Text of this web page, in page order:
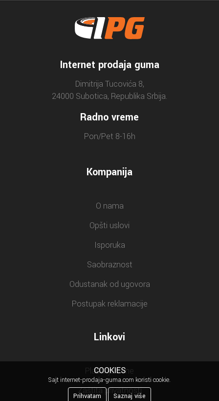
Internet prodaja guma
Dimitrija Tucovića 8,
24000 Subotica, Republika Srbija.
Radno vreme
Pon/Pet 8-16h
Kompanija
O nama
Opšti uslovi
Isporuka
Saobraznost
Odustanak od ugovora
Postupak reklamacije
Linkovi
Plaćanje cene
Zaštita privatnosti
COOKIES
Sajt internet-prodaja-guma.com koristi cookie.
Prihvatam
Saznaj više